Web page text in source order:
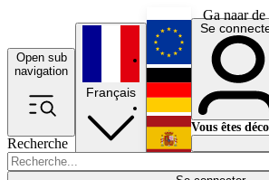
Ga naar
Open sub
navigation
Recherche
Français
English
Deutsch
Español
Se
Vous êtes